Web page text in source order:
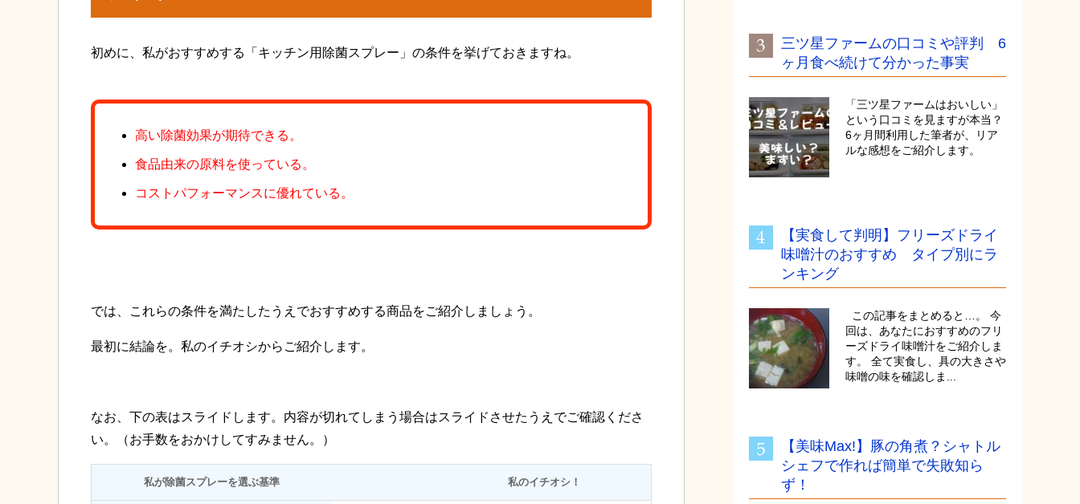
初めに、私がおすすめする「キッチン用除菌スプレー」の条件を挙げておきますね。
高い除菌効果が期待できる。
食品由来の原料を使っている。
コストパフォーマンスに優れている。
では、これらの条件を満たしたうえでおすすめする商品をご紹介しましょう。
最初に結論を。私のイチオシからご紹介します。
なお、下の表はスライドします。内容が切れてしまう場合はスライドさせたうえでご確認くださ
い。（お手数をおかけしてすみません。）
私が除菌スプレーを選ぶ基準 私のイチオシ！
三ツ星ファームの口コミや評判 6
ヶ月食べ続けて分かった事実
「三ツ星ファームはおいしい」
という口コミを見ますが本当？
6ヶ月間利用した筆者が、リア
ルな感想をご紹介します。
【実食して判明】フリーズドライ
味噌汁のおすすめ タイプ別にラ
ンキング
この記事をまとめると…。 今
回は、あなたにおすすめのフリ
ーズドライ味噌汁をご紹介しま
す。 全て実食し、具の大きさや
味噌の味を確認しま...
【美味Max!】豚の角煮？シャトル
シェフで作れば簡単で失敗知ら
ず！